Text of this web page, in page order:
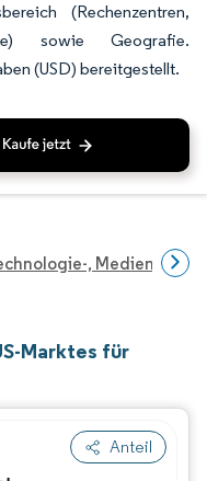
(Rechenzentren,
sowie Geografie.
(USD) bereitgestellt.
, Medien- Und
Marktes für
Anteil